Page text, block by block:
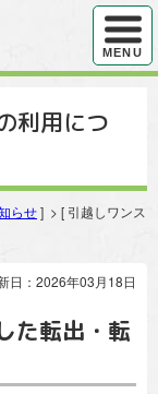
ハンバ
MENU
利用につ
らせ] > [ 引越しワンス
日：2026年03月18日
た転出・転